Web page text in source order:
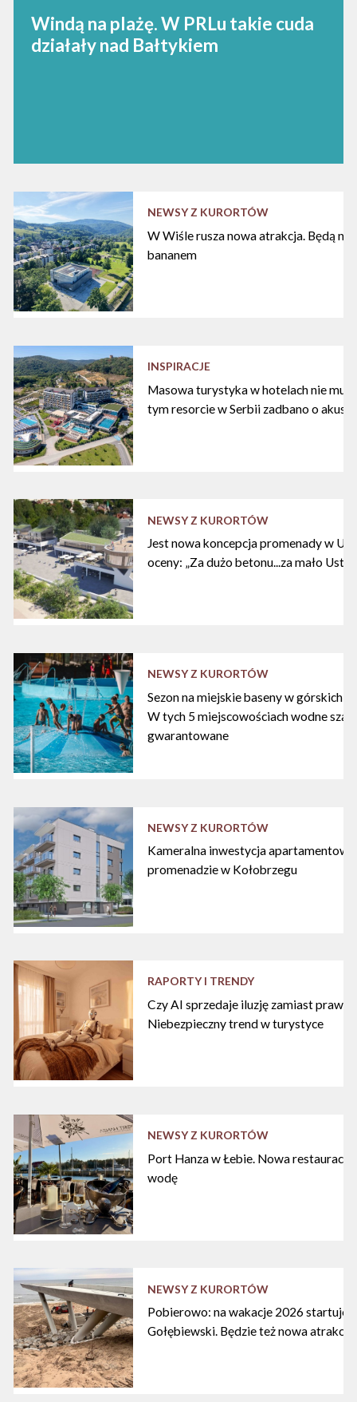
Windą na plażę. W PRLu takie cuda
działały nad Bałtykiem
NEWSY Z KURORTÓW
W Wiśle rusza nowa atrakcja. Będą
bananem
INSPIRACJE
Masowa turystyka w hotelach nie musi
tym resorcie w Serbii zadbano o
NEWSY Z KURORTÓW
Jest nowa koncepcja promenady w
oceny: „Za dużo betonu...za mało
NEWSY Z KURORTÓW
Sezon na miejskie baseny w górskich
W tych 5 miejscowościach wodne
gwarantowane
NEWSY Z KURORTÓW
Kameralna inwestycja
promenadzie w Kołobrzegu
RAPORTY I TRENDY
Czy AI sprzedaje iluzję zamiast
Niebezpieczny trend w turystyce
NEWSY Z KURORTÓW
Port Hanza w Łebie. Nowa restauracja
wodę
NEWSY Z KURORTÓW
Pobierowo: na wakacje 2026 startuje
Gołębiewski. Będzie też nowa atrakcja